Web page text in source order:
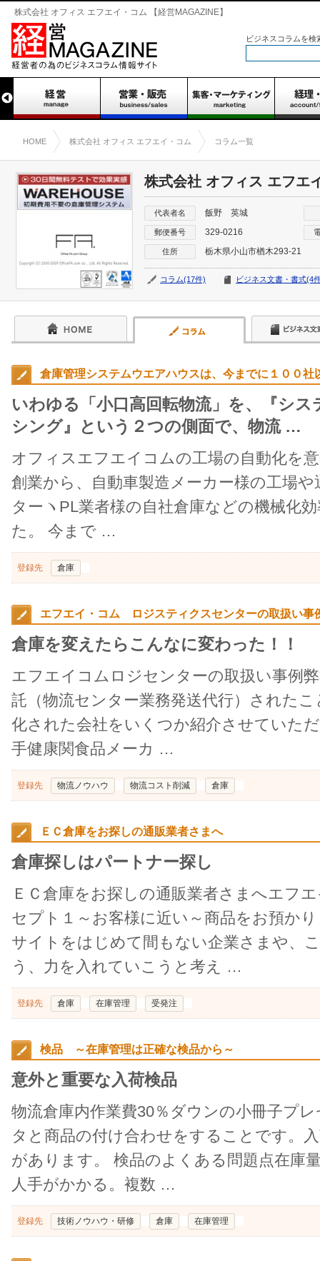
株式会社 オフィス エフエイ・コム 【経営MAGAZINE】
ビジネスコラムを検
HOME 株式会社 オフィス エフエイ・コム コラム一覧
株式会社 オフィス エフエ
代表者名 飯野 英城
郵便番号 329-0216
住所 栃木県小山市楢木293-21
コラム(17件) ビジネス文書・書式(4
倉庫管理システムウエアハウスは、今までに１００
いわゆる「小口高回転物流」を、『シ
シング』という２つの側面で、物流 …
オフィスエフエイコムの工場の自動化を
創業から、自動車製造メーカー様の工場
ターヽPL業者様の自社倉庫などの機械化
た。 今まで …
登録先 倉庫
エフエイ・コム ロジスティクスセンターの取扱い事
倉庫を変えたらこんなに変わった！！
エフエイコムロジセンターの取扱い事例
託（物流センター業務発送代行）された
化された会社をいくつか紹介させていた
手健康関食品メーカ …
登録先 物流ノウハウ 物流コスト削減 倉庫
ＥＣ倉庫をお探しの通販業者さまへ
倉庫探しはパートナー探し
ＥＣ倉庫をお探しの通販業者さまへエフ
セプト１～お客様に近い～商品をお預か
サイトをはじめて間もない企業さまや、
う、力を入れていこうと考え …
登録先 倉庫 在庫管理 受発注
検品 ～在庫管理は正確な検品から～
意外と重要な入荷検品
物流倉庫内作業費30％ダウンの小冊子プ
タと商品の付け合わせをすることです。
があります。 検品のよくある問題点在庫
人手がかかる。複数 …
登録先 技術ノウハウ・研修 倉庫 在庫管理